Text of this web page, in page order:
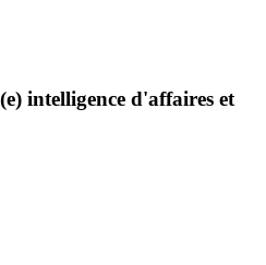
intelligence d'affaires et